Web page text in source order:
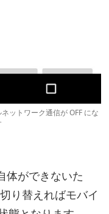
ットワーク通信が OFF にな
体ができないた
り替えればモバイ